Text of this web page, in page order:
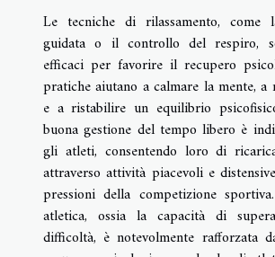
Le tecniche di rilassamento, come
guidata o il controllo del respiro,
efficaci per favorire il recupero
pratiche aiutano a calmare la mente, a
e a ristabilire un equilibrio
buona gestione del tempo libero è
gli atleti, consentendo loro di
attraverso attività piacevoli e
pressioni della competizione
atletica, ossia la capacità di
difficoltà, è notevolmente rafforzata